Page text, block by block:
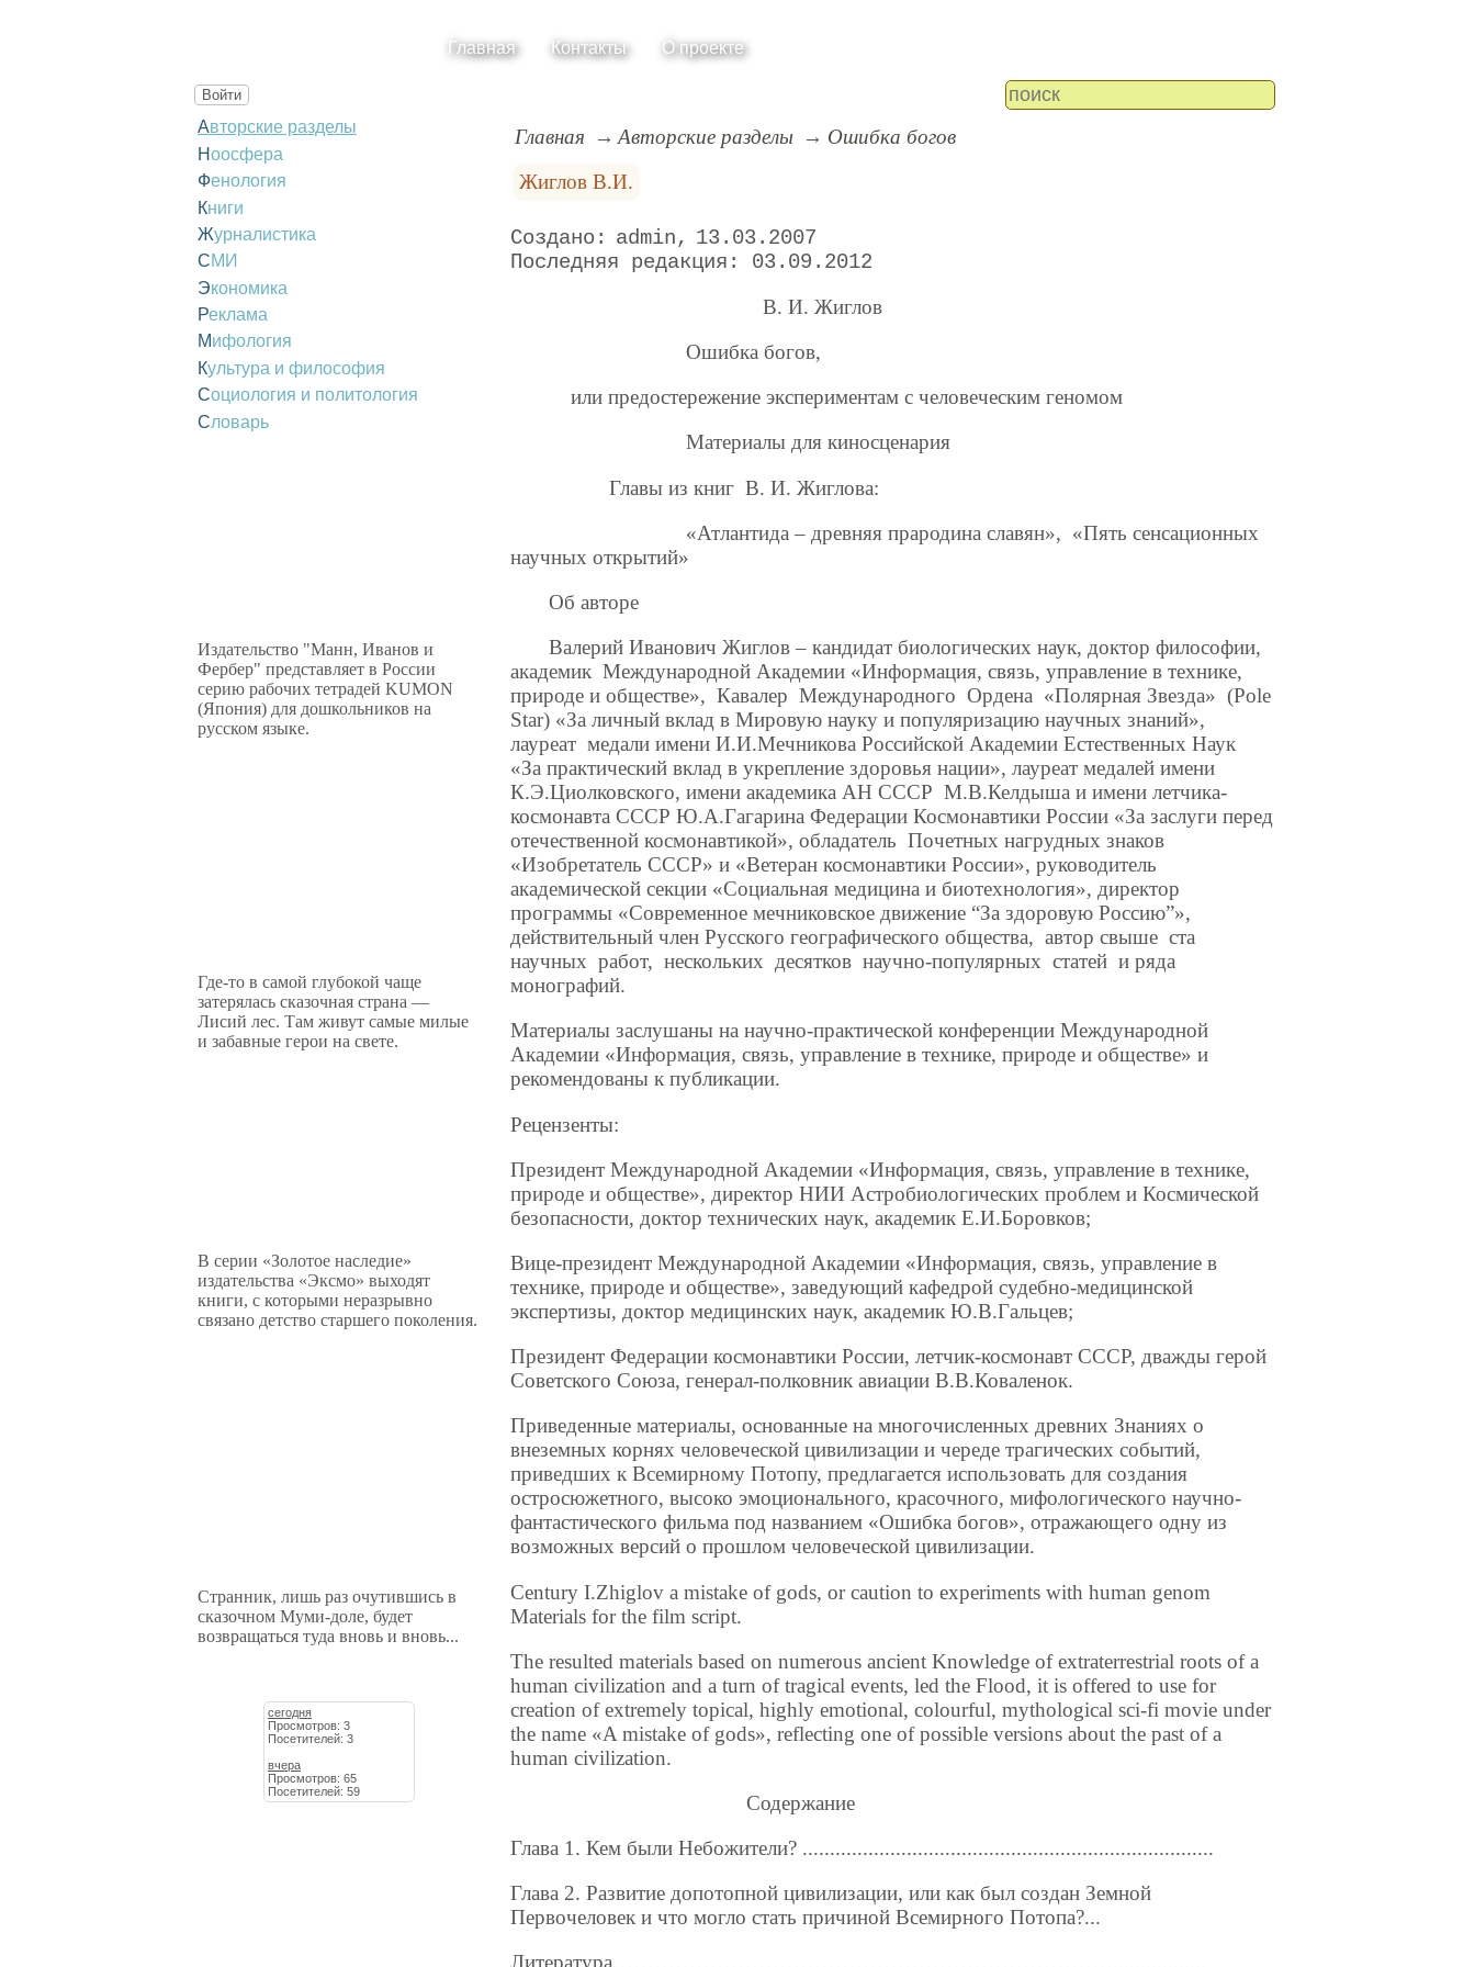
Главная Контакты О проекте
Войти
Авторские разделы
Ноосфера
Фенология
Книги
Журналистика
СМИ
Экономика
Реклама
Мифология
Культура и философия
Социология и политология
Словарь
Издательство "Манн, Иванов и
Фербер" представляет в России
серию рабочих тетрадей KUMON
(Япония) для дошкольников на
русском языке.
Где-то в самой глубокой чаще
затерялась сказочная страна —
Лисий лес. Там живут самые милые
и забавные герои на свете.
В серии «Золотое наследие»
издательства «Эксмо» выходят
книги, с которыми неразрывно
связано детство старшего поколения.
Странник, лишь раз очутившись в
сказочном Муми-доле, будет
возвращаться туда вновь и вновь...
сегодня
Просмотров: 3
Посетителей: 3
вчера
Просмотров: 65
Посетителей: 59
Главная Авторские разделы
Ошибка богов
Жиглов В.И.
admin
13.03.2007
03.09.2012
В. И. Жиглов
Ошибка богов,
или предостережение экспериментам с человеческим геномом
Материалы для киносценария
Главы из книг В. И. Жиглова:
«Атлантида – древняя прародина славян», «Пять сенсационных
научных открытий»
Об авторе
Валерий Иванович Жиглов – кандидат биологических наук, доктор философии,
академик Международной Академии «Информация, связь, управление в технике,
природе и обществе», Кавалер Международного Ордена «Полярная Звезда» (Pole
Star) «За личный вклад в Мировую науку и популяризацию научных знаний»,
лауреат медали имени И.И.Мечникова Российской Академии Естественных Наук
«За практический вклад в укрепление здоровья нации», лауреат медалей имени
К.Э.Циолковского, имени академика АН СССР М.В.Келдыша и имени летчика-
космонавта СССР Ю.А.Гагарина Федерации Космонавтики России «За заслуги перед
отечественной космонавтикой», обладатель Почетных нагрудных знаков
«Изобретатель СССР» и «Ветеран космонавтики России», руководитель
академической секции «Социальная медицина и биотехнология», директор
программы «Современное мечниковское движение “За здоровую Россию”»,
действительный член Русского географического общества, автор свыше ста
научных работ, нескольких десятков научно-популярных статей и ряда
монографий.
Материалы заслушаны на научно-практической конференции Международной
Академии «Информация, связь, управление в технике, природе и обществе» и
рекомендованы к публикации.
Рецензенты:
Президент Международной Академии «Информация, связь, управление в технике,
природе и обществе», директор НИИ Астробиологических проблем и Космической
безопасности, доктор технических наук, академик Е.И.Боровков;
Вице-президент Международной Академии «Информация, связь, управление в
технике, природе и обществе», заведующий кафедрой судебно-медицинской
экспертизы, доктор медицинских наук, академик Ю.В.Гальцев;
Президент Федерации космонавтики России, летчик-космонавт СССР, дважды герой
Советского Союза, генерал-полковник авиации В.В.Коваленок.
Приведенные материалы, основанные на многочисленных древних Знаниях о
внеземных корнях человеческой цивилизации и череде трагических событий,
приведших к Всемирному Потопу, предлагается использовать для создания
остросюжетного, высоко эмоционального, красочного, мифологического научно-
фантастического фильма под названием «Ошибка богов», отражающего одну из
возможных версий о прошлом человеческой цивилизации.
Century I.Zhiglov a mistake of gods, or caution to experiments with human genom
Materials for the film script.
The resulted materials based on numerous ancient Knowledge of extraterrestrial roots of a
human civilization and a turn of tragical events, led the Flood, it is offered to use for
creation of extremely topical, highly emotional, colourful, mythological sci-fi movie under
the name «A mistake of gods», reflecting one of possible versions about the past of a
human civilization.
Содержание
Глава 1. Кем были Небожители? ...........................................................................
Глава 2. Развитие допотопной цивилизации, или как был создан Земной
Первочеловек и что могло стать причиной Всемирного Потопа?...